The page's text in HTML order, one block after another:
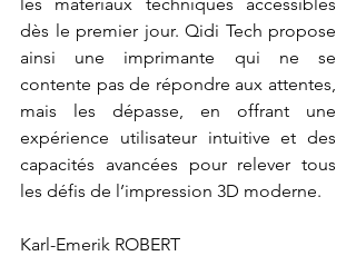
dès le premier jour. Qidi Tech propose
ainsi une imprimante qui ne se
contente pas de répondre aux attentes,
mais les dépasse, en offrant une
expérience utilisateur intuitive et des
capacités avancées pour relever tous
les défis de l’impression 3D moderne.
Karl-Emerik ROBERT